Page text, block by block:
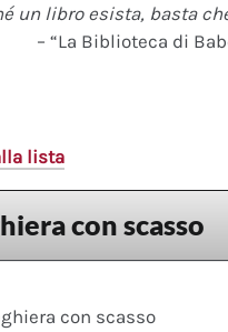
un libro esista, basta
– “La Biblioteca di
lista
con scasso
con scasso